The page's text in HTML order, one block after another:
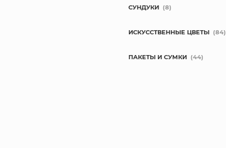
СУНДУКИ (8)
ИСКУССТВЕННЫЕ ЦВЕТЫ (84)
ПАКЕТЫ И СУМКИ (44)